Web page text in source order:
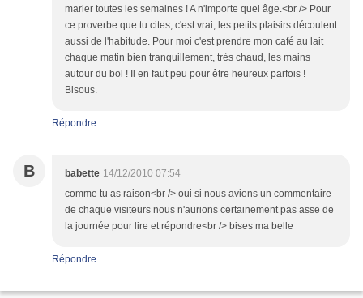
marier toutes les semaines ! A n'importe quel âge.<br /> Pour
ce proverbe que tu cites, c'est vrai, les petits plaisirs découlent
aussi de l'habitude. Pour moi c'est prendre mon café au lait
chaque matin bien tranquillement, très chaud, les mains
autour du bol ! Il en faut peu pour être heureux parfois !
Bisous.
Répondre
B babette 14/12/2010 07:54
comme tu as raison<br /> oui si nous avions un commentaire
de chaque visiteurs nous n'aurions certainement pas asse de
la journée pour lire et répondre<br /> bises ma belle
Répondre